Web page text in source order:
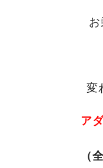
変
ア
（